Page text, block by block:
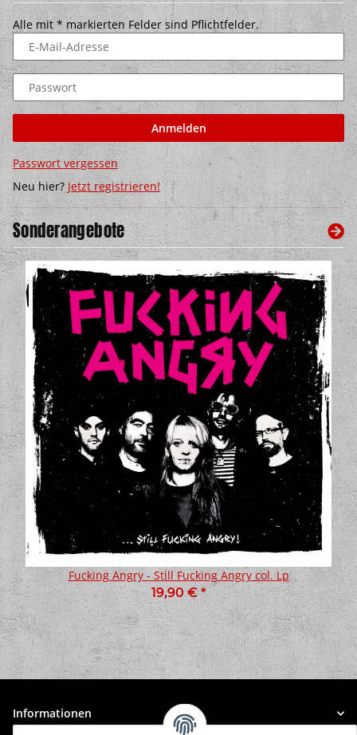
Alle mit * markierten Felder sind Pflichtfelder.
E-Mail-Adresse
Passwort
Anmelden
Passwort vergessen
Neu hier? Jetzt registrieren!
Sonderangebote
Fucking Angry - Still Fucking Angry col. Lp
19,90 €*
Informationen